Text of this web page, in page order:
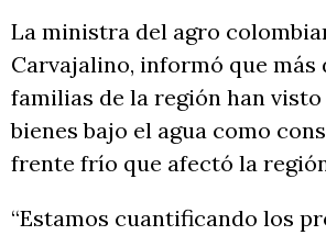
La ministra del agro
Carvajalino, informó que más
familias de la región han
bienes bajo el agua como
frente frío que afectó la
“Estamos cuantificando los